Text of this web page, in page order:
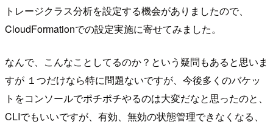
トレージクラス分析を設定する機会がありましたので、
CloudFormationでの設定実施に寄せてみました。
なんで、こんなことしてるのか？という疑問もあると思いま
すが １つだけなら特に問題ないですが、今後多くのバケッ
トをコンソールでポチポチやるのは大変だなと思ったのと、
CLIでもいいですが、有効、無効の状態管理できなくなる、